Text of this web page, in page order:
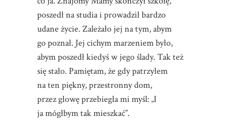
poszedł na studia i prowadził bardzo
udane życie. Zależało jej na tym, abym
go poznał. Jej cichym marzeniem było,
abym poszedł kiedyś w jego ślady. Tak też
się stało. Pamiętam, że gdy patrzyłem
na ten piękny, przestronny dom,
przez głowę przebiegła mi myśl: „I
ja mógłbym tak mieszkać”.